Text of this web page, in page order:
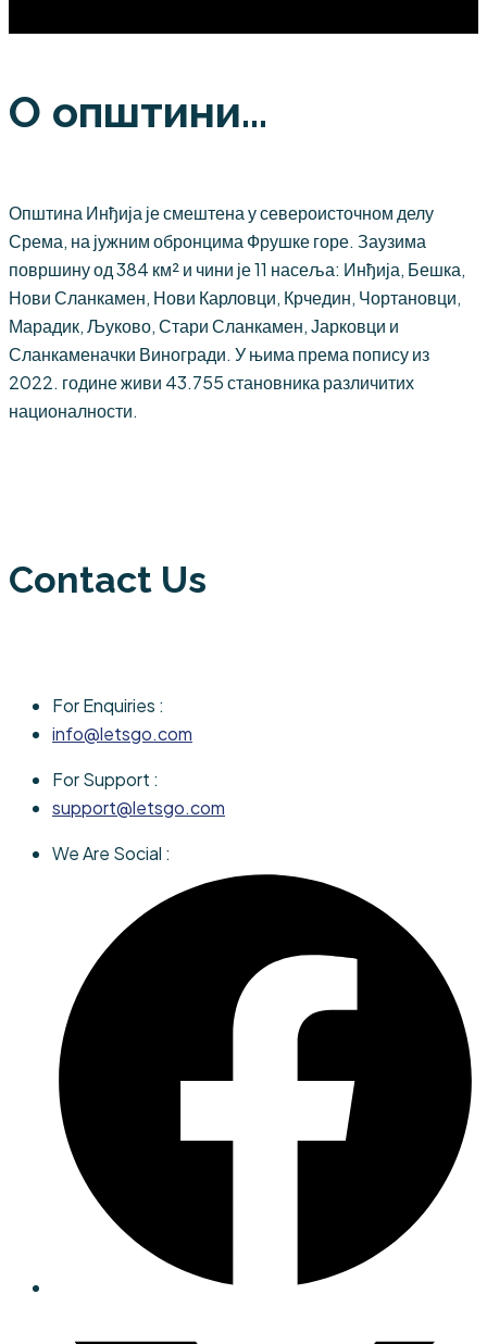
О општини...
Општина Инђија је смештена у североисточном делу
Срема, на јужним обронцима Фрушке горе. Заузима
површину од 384 км² и чини је 11 насеља: Инђија, Бешка,
Нови Сланкамен, Нови Карловци, Крчедин, Чортановци,
Марадик, Љуково, Стари Сланкамен, Јарковци и
Сланкаменачки Виногради. У њима према попису из
2022. године живи 43.755 становника различитих
националности.
Contact Us
For Enquiries :
info@letsgo.com
For Support :
support@letsgo.com
We Are Social :